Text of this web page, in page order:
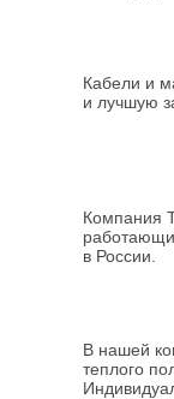
Кабели и
и лучшую
Компания
в России.
В нашей
теплого